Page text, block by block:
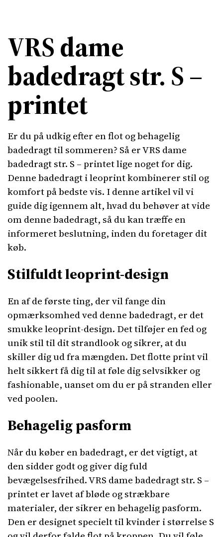
VRS dame
badedragt str. S –
printet
Er du på udkig efter en flot og behagelig
badedragt til sommeren? Så er VRS dame
badedragt str. S – printet lige noget for dig.
Denne badedragt i leoprint kombinerer stil og
komfort på bedste vis. I denne artikel vil vi
guide dig igennem alt, hvad du behøver at vide
om denne badedragt, så du kan træffe en
informeret beslutning, inden du foretager dit
køb.
Stilfuldt leoprint-design
En af de første ting, der vil fange din
opmærksomhed ved denne badedragt, er det
smukke leoprint-design. Det tilføjer en fed og
unik stil til dit strandlook og sikrer, at du
skiller dig ud fra mængden. Det flotte print vil
helt sikkert få dig til at føle dig selvsikker og
fashionable, uanset om du er på stranden eller
ved poolen.
Behagelig pasform
Når du køber en badedragt, er det vigtigt, at
den sidder godt og giver dig fuld
bevægelsesfrihed. VRS dame badedragt str. S –
printet er lavet af bløde og strækbare
materialer, der sikrer en behagelig pasform.
Den er designet specielt til kvinder i størrelse S